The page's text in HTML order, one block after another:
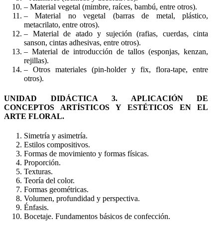
– Material vegetal (mimbre, raíces, bambú, entre otros).
– Material no vegetal (barras de metal, plástico,
metacrilato, entre otros).
– Material de atado y sujeción (rafias, cuerdas, cinta
sanson, cintas adhesivas, entre otros).
– Material de introducción de tallos (esponjas, kenzan,
rejillas).
– Otros materiales (pin-holder y fix, flora-tape, entre
otros).
UNIDAD DIDÁCTICA 3. APLICACIÓN DE
CONCEPTOS ARTÍSTICOS Y ESTÉTICOS EN EL
ARTE FLORAL.
Simetría y asimetría.
Estilos compositivos.
Formas de movimiento y formas físicas.
Proporción.
Texturas.
Teoría del color.
Formas geométricas.
Volumen, profundidad y perspectiva.
Énfasis.
Bocetaje. Fundamentos básicos de confección.